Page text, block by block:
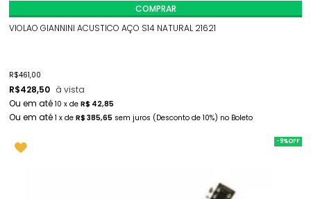
VIOLAO GIANNINI ACUSTICO AÇO S14 NATURAL 21621
R$461,00
R$428,50 à vista
10 x de R$ 42,85
1 x de R$ 385,65 sem juros (Desconto de 10%) no Boleto
COMPRAR
-9%